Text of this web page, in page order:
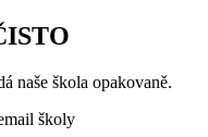
naše škola opakovaně.
školy